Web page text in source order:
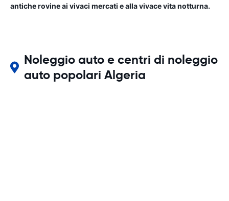
antiche rovine ai vivaci mercati e alla vivace vita notturna.
Noleggio auto e centri di noleggio
auto popolari Algeria